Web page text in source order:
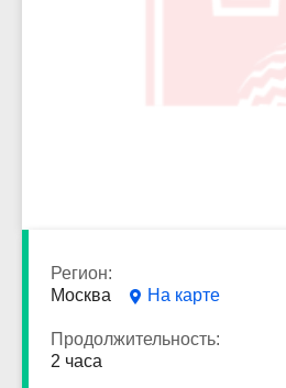
Регион:
Москва
На карте
Продолжительность:
2 часа